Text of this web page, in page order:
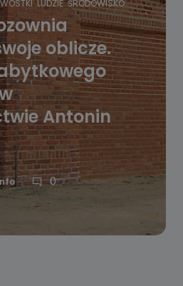
LUDZIE ŚRODOWISKO
oblicze.
Antonin
0